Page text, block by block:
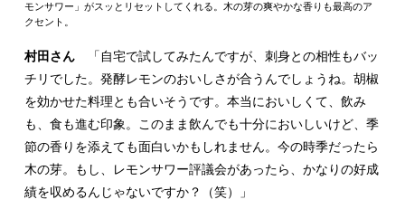
モンサワー」がスッとリセットしてくれる。木の芽の爽やかな香りも最高のア
クセント。
村田さん「自宅で試してみたんですが、刺身との相性もバッ
チリでした。発酵レモンのおいしさが合うんでしょうね。胡椒
を効かせた料理とも合いそうです。本当においしくて、飲み
も、食も進む印象。このまま飲んでも十分においしいけど、季
節の香りを添えても面白いかもしれません。今の時季だったら
木の芽。もし、レモンサワー評議会があったら、かなりの好成
績を収めるんじゃないですか？（笑）」